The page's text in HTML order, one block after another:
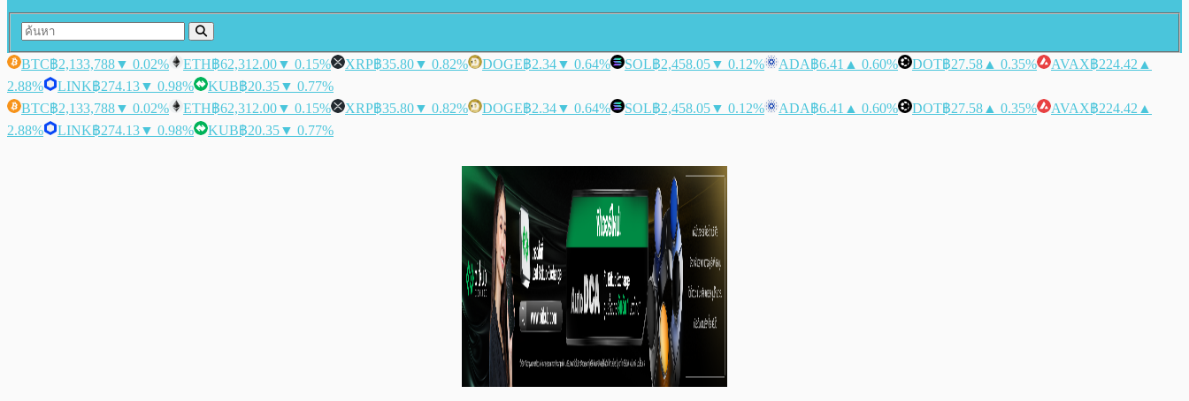
BTC฿2,133,788▼ 0.02% ETH฿62,312.00▼ 0.15% XRP฿35.80▼ 0.82% DOGE฿2.34▼ 0.64% SOL฿2,458.05▼ 0.12% ADA฿6.41 ▲ 0.60% DOT฿27.58 ▲ 0.35% AVAX฿224.42 ▲
2.88%
LINK฿274.13▼ 0.98% KUB฿20.35▼ 0.77%
BTC฿2,133,788▼ 0.02% ETH฿62,312.00▼ 0.15% XRP฿35.80▼ 0.82% DOGE฿2.34▼ 0.64% SOL฿2,458.05▼ 0.12% ADA฿6.41 ▲ 0.60% DOT฿27.58 ▲ 0.35% AVAX฿224.42 ▲
2.88%
LINK฿274.13▼ 0.98% KUB฿20.35▼ 0.77%